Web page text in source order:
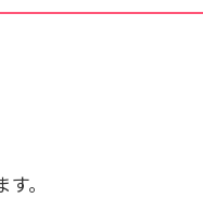
。